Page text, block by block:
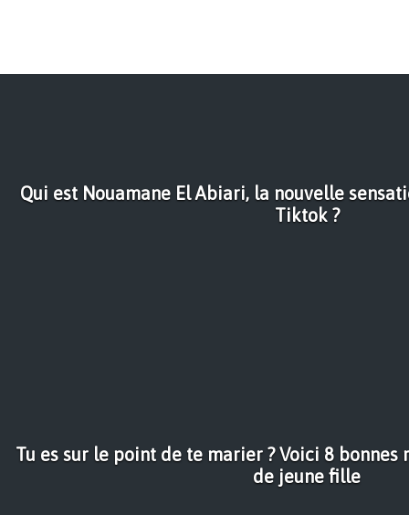
Qui est Nouamane El Abiari, la nouvelle
Tiktok ?
Tu es sur le point de te marier ? Voici 8
de jeune fille